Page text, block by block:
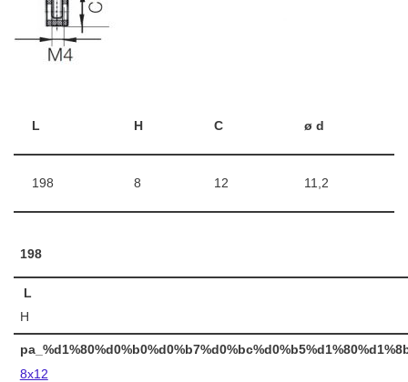
L H C ø d
198 8 12 11,2
198
L
H
8х12